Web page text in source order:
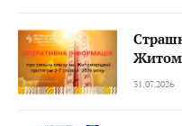
31.07.2026